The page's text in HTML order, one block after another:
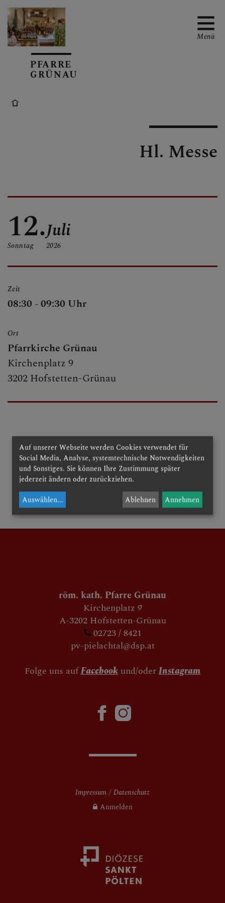
GRUPPEN
PFARRE - KIRCHE
PFARRE
GRÜNAU
Menü
Hl. Messe
12.
Sonntag
Juli
2026
Zeit
08:30 - 09:30 Uhr
Ort
Pfarrkirche Grünau
Kirchenplatz 9
3202 Hofstetten-Grünau
zurück
röm. kath. Pfarre Grünau
Kirchenplatz 9
A-3202 Hofstetten-Grünau
02723 / 8421
pv-pielachtal@dsp.at
Folge uns aufFacebookund/oderInstagram
Impressum
Datenschutz
Anmelden
Auf unserer Webseite werden Cookies verwendet für
Social Media, Analyse, systemtechnische Notwendigkeiten
und Sonstiges. Sie können Ihre Zustimmung später
jederzeit ändern oder zurückziehen.
Auswählen... Ablehnen Annehmen